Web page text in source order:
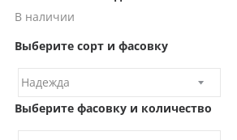
В наличии
Выберите сорт и фасовку
Выберите фасовку и количество